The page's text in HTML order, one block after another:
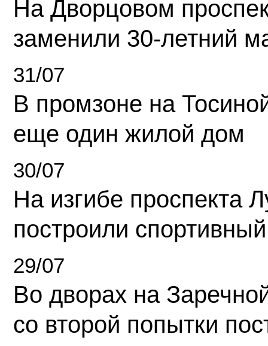
На Дворцовом
заменили 30-летний
31/07
В промзоне на
еще один жилой дом
30/07
На изгибе проспекта
построили
29/07
Во дворах на
со второй попытки